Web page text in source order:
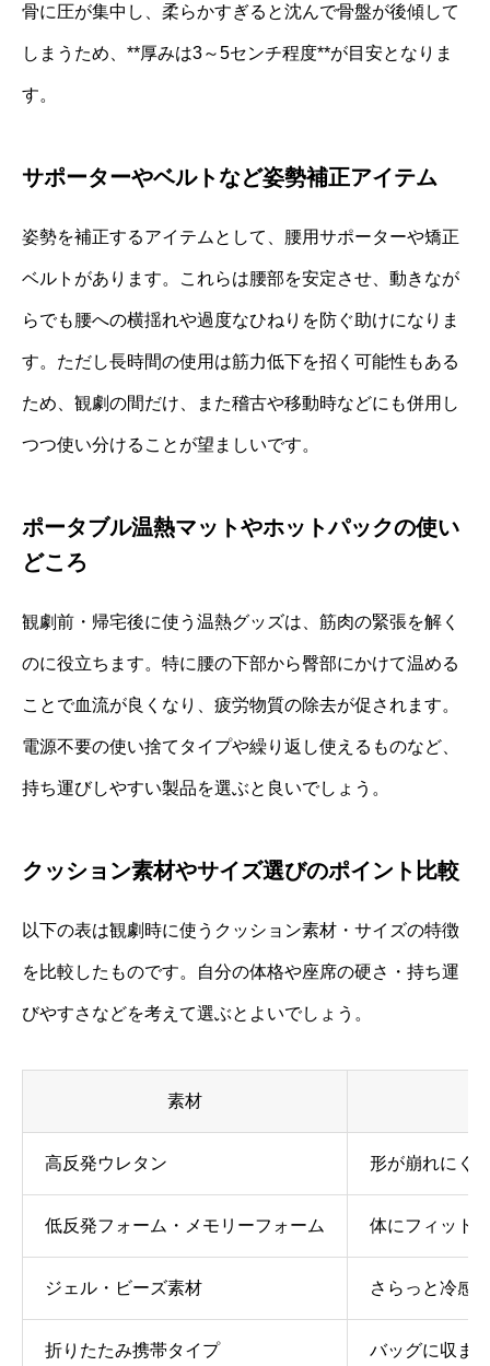
骨に圧が集中し、柔らかすぎると沈んで骨盤が後傾して
しまうため、**厚みは3～5センチ程度**が目安となりま
す。
サポーターやベルトなど姿勢補正アイテム
姿勢を補正するアイテムとして、腰用サポーターや矯正
ベルトがあります。これらは腰部を安定させ、動きなが
らでも腰への横揺れや過度なひねりを防ぐ助けになりま
す。ただし長時間の使用は筋力低下を招く可能性もある
ため、観劇の間だけ、また稽古や移動時などにも併用し
つつ使い分けることが望ましいです。
ポータブル温熱マットやホットパックの使い
どころ
観劇前・帰宅後に使う温熱グッズは、筋肉の緊張を解く
のに役立ちます。特に腰の下部から臀部にかけて温める
ことで血流が良くなり、疲労物質の除去が促されます。
電源不要の使い捨てタイプや繰り返し使えるものなど、
持ち運びしやすい製品を選ぶと良いでしょう。
クッション素材やサイズ選びのポイント比較
以下の表は観劇時に使うクッション素材・サイズの特徴
を比較したものです。自分の体格や座席の硬さ・持ち運
びやすさなどを考えて選ぶとよいでしょう。
素材
高反発ウレタン 形が崩れにく
低反発フォーム・メモリーフォーム 体にフィット
ジェル・ビーズ素材 さらっと冷感
折りたたみ携帯タイプ バッグに収ま